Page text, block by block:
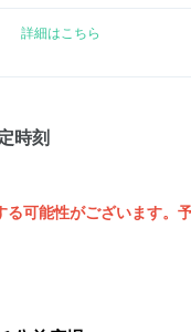
詳細はこちら
時刻
可能性がございます。